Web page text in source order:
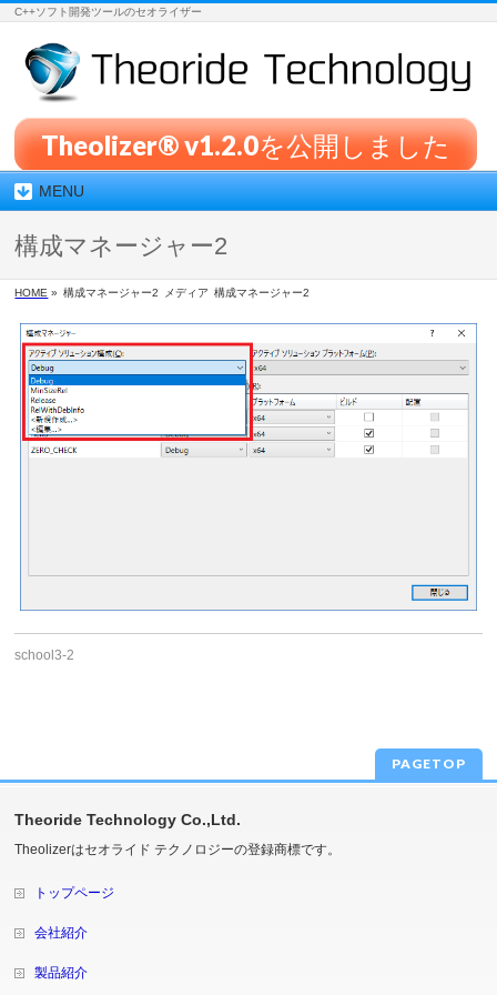
C++ソフト開発ツールのセオライザー
Theolizer® v1.2.0を公開しました
MENU
構成マネージャー2
HOME » 構成マネージャー2 メディア 構成マネージャー2
school3-2
PAGETOP
Theoride Technology Co.,Ltd.
Theolizerはセオライド テクノロジーの登録商標です。
トップページ
会社紹介
製品紹介